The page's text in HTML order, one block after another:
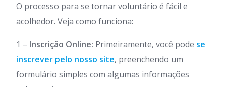
O processo para se tornar voluntário é fácil e
acolhedor. Veja como funciona:
1 – Inscrição Online: Primeiramente, você pode se
inscrever pelo nosso site, preenchendo um
formulário simples com algumas informações